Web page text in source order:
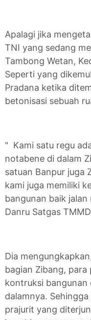
Apalagi jika
TNI yang sedang
Tambong Wetan,
Seperti yang
Pradana ketika
betonisasi sebuah
" Kami satu regu
notabene di dalam
satuan Banpur juga
kami juga memiliki
bangunan baik
Danru Satgas
Dia
bagian Zibang,
kontruksi bangunan
dalamnya.
prajurit yang